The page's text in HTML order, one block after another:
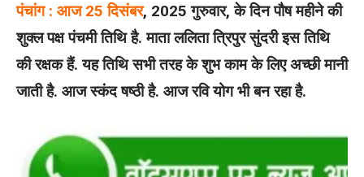
पंचांग : आज 25 दिसंबर, 2025 गुरुवार, के दिन पौष महीने की
शुक्ल पक्ष पंचमी तिथि है. माता ललिता त्रिपुर सुंदरी इस तिथि
की रक्षक हैं. यह तिथि सभी तरह के शुभ काम के लिए अच्छी मानी
जाती है. आज स्कंद षष्ठी है. आज रवि योग भी बन रहा है.